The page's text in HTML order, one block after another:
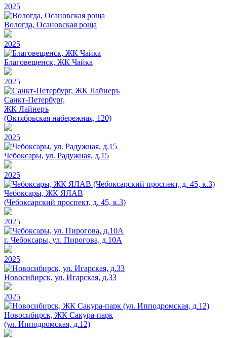
2025
Вологда, Осановская роща
2025
Благовещенск, ЖК Чайка
2025
Санкт-Петербург,
ЖК Лайнеръ
(Октябрьская набережная, 120)
2025
Чебоксары, ул. Радужная, д.15
2025
Чебоксары, ЖК ЯЛАВ
(Чебоксарский проспект, д. 45, к.3)
2025
г. Чебоксары, ул. Пирогова, д.10А
2025
Новосибирск, ул. Игарская, д.33
2025
Новосибирск, ЖК Сакура-парк
(ул. Ипподромская, д.12)